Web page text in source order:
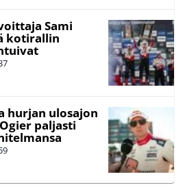
Sami
kotirallin
hurjan ulosajon
paljasti